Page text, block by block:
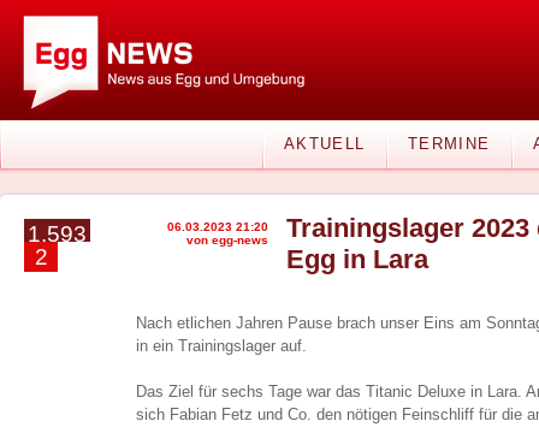
AKTUELL TERMINE
1.593
2
06.03.2023 21:20
von egg-news
Trainingslager
Egg in Lara
Nach etlichen Jahren Pause brach unser Eins am
in ein Trainingslager auf.
Das Ziel für sechs Tage war das Titanic Deluxe in Lara.
sich Fabian Fetz und Co. den nötigen Feinschliff für die